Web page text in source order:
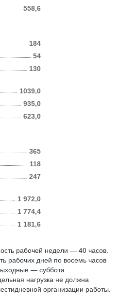
558,6
184
130
54
1039,0
935,0
623,0
365
247
118
1 972,0
1 774,4
1 181,6
рабочей недели — 40 часов.
рабочих дней по восемь часов
— суббота
нагрузка не должна
организации работы.